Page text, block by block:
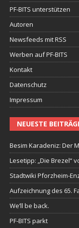
PF-BITS unterstützen
Autoren
Newsfeeds mit RSS
Werben auf PF-BITS
Kontakt
Datenschutz
Impressum
NEUESTE
Besim Karadeniz: Der
Lesetipp: „Die Brezel“
Stadtwiki Pforzheim-
Aufzeichnung des 65.
We’ll be back.
PF-BITS parkt